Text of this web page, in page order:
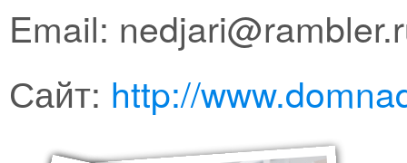
Email:
Сайт: http://